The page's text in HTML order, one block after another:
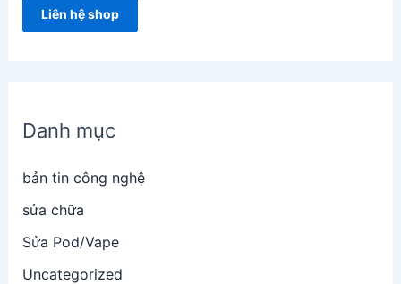
Liên hệ shop
Danh mục
bản tin công nghệ
sửa chữa
Sửa Pod/Vape
Uncategorized